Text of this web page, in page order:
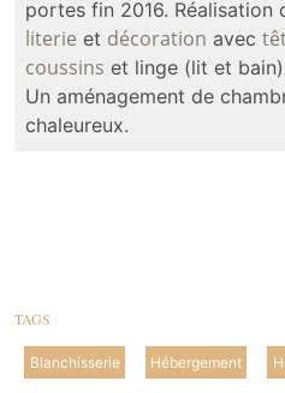
portes fin 2016. Réalisation
literie et décoration avec
coussins et linge (lit et
Un aménagement de
chaleureux.
TAGS
Blanchisserie Hébergement